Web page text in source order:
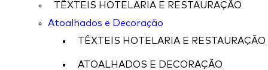
TÊXTEIS HOTELARIA E RESTAURAÇÃO
Atoalhados e Decoração
TÊXTEIS HOTELARIA E RESTAURAÇÃO
ATOALHADOS E DECORAÇÃO